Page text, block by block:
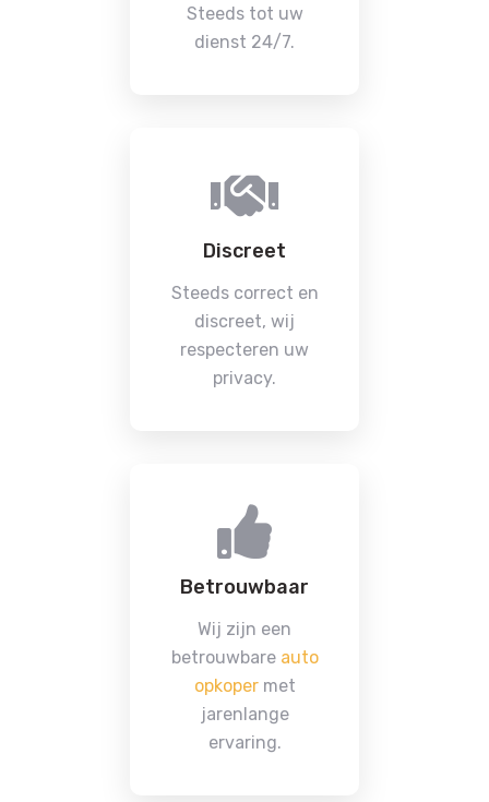
Steeds tot uw
dienst 24/7.
Discreet
Steeds correct en
discreet, wij
respecteren uw
privacy.
Betrouwbaar
Wij zijn een
betrouwbare auto
opkopermet
jarenlange
ervaring.